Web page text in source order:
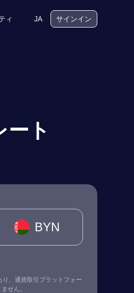
ィ JA サインイン
ト
BYN
、通貨取引プラットフォー
せん。